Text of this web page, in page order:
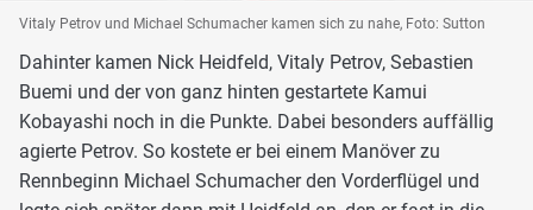
Vitaly Petrov und Michael Schumacher kamen sich zu nahe, Foto: Sutton
Dahinter kamen Nick Heidfeld, Vitaly Petrov, Sebastien
Buemi und der von ganz hinten gestartete Kamui
Kobayashi noch in die Punkte. Dabei besonders auffällig
agierte Petrov. So kostete er bei einem Manöver zu
Rennbeginn Michael Schumacher den Vorderflügel und